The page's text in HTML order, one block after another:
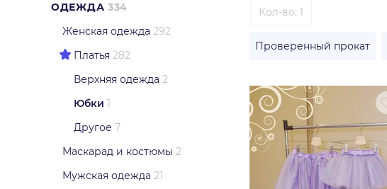
ОДЕЖДА 334
Женская одежда 292
Платья 282
Верхняя одежда 2
Юбки 1
Другое 7
Маскарад и костюмы 2
Мужская одежда 21
Кол-во: 1
Проверенный прокат